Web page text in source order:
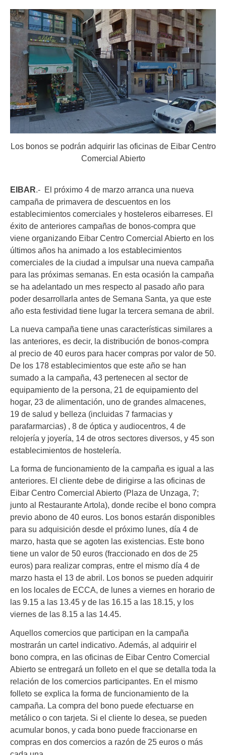
Los bonos se podrán adquirir las oficinas de Eibar Centro
Comercial Abierto
EIBAR.- El próximo 4 de marzo arranca una nueva
campaña de primavera de descuentos en los
establecimientos comerciales y hosteleros eibarreses. El
éxito de anteriores campañas de bonos-compra que
viene organizando Eibar Centro Comercial Abierto en los
últimos años ha animado a los establecimientos
comerciales de la ciudad a impulsar una nueva campaña
para las próximas semanas. En esta ocasión la campaña
se ha adelantado un mes respecto al pasado año para
poder desarrollarla antes de Semana Santa, ya que este
año esta festividad tiene lugar la tercera semana de abril.
La nueva campaña tiene unas características similares a
las anteriores, es decir, la distribución de bonos-compra
al precio de 40 euros para hacer compras por valor de 50.
De los 178 establecimientos que este año se han
sumado a la campaña, 43 pertenecen al sector de
equipamiento de la persona, 21 de equipamiento del
hogar, 23 de alimentación, uno de grandes almacenes,
19 de salud y belleza (incluidas 7 farmacias y
parafarmarcias) , 8 de óptica y audiocentros, 4 de
relojería y joyería, 14 de otros sectores diversos, y 45 son
establecimientos de hostelería.
La forma de funcionamiento de la campaña es igual a las
anteriores. El cliente debe de dirigirse a las oficinas de
Eibar Centro Comercial Abierto (Plaza de Unzaga, 7;
junto al Restaurante Artola), donde recibe el bono compra
previo abono de 40 euros. Los bonos estarán disponibles
para su adquisición desde el próximo lunes, día 4 de
marzo, hasta que se agoten las existencias. Este bono
tiene un valor de 50 euros (fraccionado en dos de 25
euros) para realizar compras, entre el mismo día 4 de
marzo hasta el 13 de abril. Los bonos se pueden adquirir
en los locales de ECCA, de lunes a viernes en horario de
las 9.15 a las 13.45 y de las 16.15 a las 18.15, y los
viernes de las 8.15 a las 14.45.
Aquellos comercios que participan en la campaña
mostrarán un cartel indicativo. Además, al adquirir el
bono compra, en las oficinas de Eibar Centro Comercial
Abierto se entregará un folleto en el que se detalla toda la
relación de los comercios participantes. En el mismo
folleto se explica la forma de funcionamiento de la
campaña. La compra del bono puede efectuarse en
metálico o con tarjeta. Si el cliente lo desea, se pueden
acumular bonos, y cada bono puede fraccionarse en
compras en dos comercios a razón de 25 euros o más